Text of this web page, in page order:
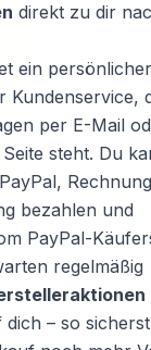
direkt zu dir
ein
Kundenservice,
per E-Mail
steht. Du
bezahlen und
PayPal-
regelmäßig
dich – so